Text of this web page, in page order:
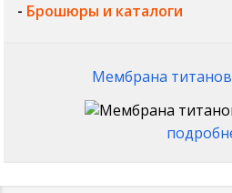
- Брошюры и каталоги
Мембрана